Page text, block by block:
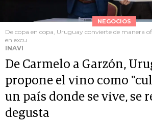
NEGOCIOS
De copa en copa, Uruguay convierte de manera
en excu
INAVI
De Carmelo a Garzón,
propone el vino como
un país donde se vive, se
degusta